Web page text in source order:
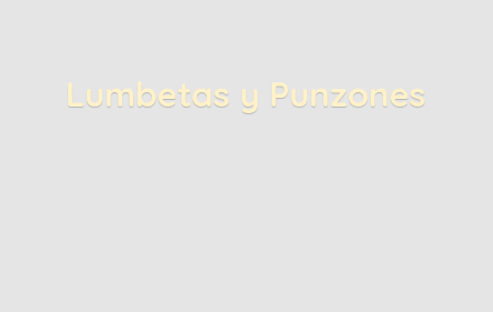
Lumbetas y Punzones